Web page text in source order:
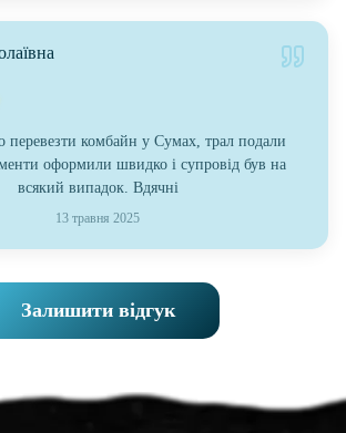
перевезти комбайн у Сумах, трал подали
оформили швидко і супровід був на
всякий випадок. Вдячні
13 травня 2025
Залишити відгук